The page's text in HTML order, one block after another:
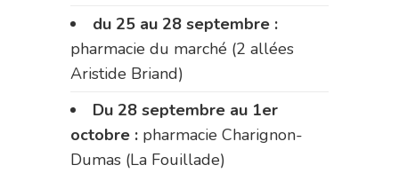
du 25 au 28 septembre :
pharmacie du marché (2 allées
Aristide Briand)
Du 28 septembre au 1er
octobre : pharmacie Charignon-
Dumas (La Fouillade)